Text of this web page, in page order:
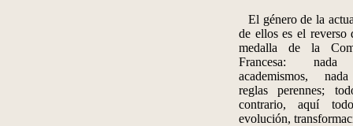
El género de la
de ellos es el reverso
medalla de la
Francesa:
academismos,
reglas perennes;
contrario, aquí
evolución,